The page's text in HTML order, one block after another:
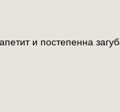
и постепенна